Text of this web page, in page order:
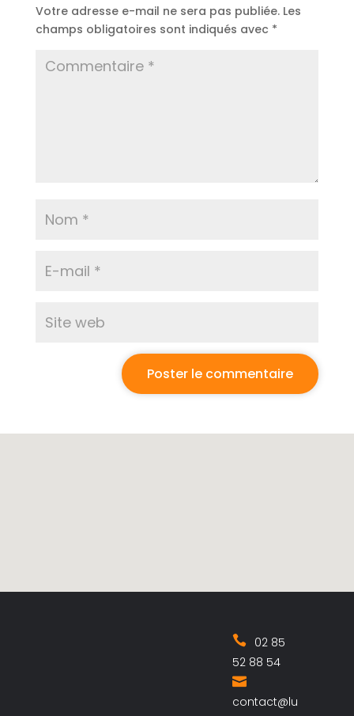
Votre adresse e-mail ne sera pas publiée. Les
champs obligatoires sont indiqués avec *
02 85
52 88 54
contact@lu